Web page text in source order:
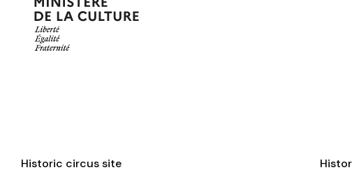
Historic circus site